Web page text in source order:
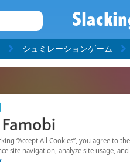
シュミレーションゲーム